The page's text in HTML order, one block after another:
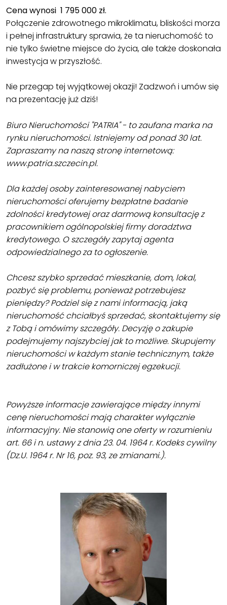
Cena wynosi 1 795 000 zł.
Połączenie zdrowotnego mikroklimatu, bliskości morza
i pełnej infrastruktury sprawia, że ta nieruchomość to
nie tylko świetne miejsce do życia, ale także doskonała
inwestycja w przyszłość.
Nie przegap tej wyjątkowej okazji! Zadzwoń i umów się
na prezentację już dziś!
Biuro Nieruchomości "PATRIA" - to zaufana marka na
rynku nieruchomości. Istniejemy od ponad 30 lat.
Zapraszamy na naszą stronę internetową:
www.patria.szczecin.pl.
Dla każdej osoby zainteresowanej nabyciem
nieruchomości oferujemy bezpłatne badanie
zdolności kredytowej oraz darmową konsultację z
pracownikiem ogólnopolskiej firmy doradztwa
kredytowego. O szczegóły zapytaj agenta
odpowiedzialnego za to ogłoszenie.
Chcesz szybko sprzedać mieszkanie, dom, lokal,
pozbyć się problemu, ponieważ potrzebujesz
pieniędzy? Podziel się z nami informacją, jaką
nieruchomość chciałbyś sprzedać, skontaktujemy się
z Tobą i omówimy szczegóły. Decyzję o zakupie
podejmujemy najszybciej jak to możliwe. Skupujemy
nieruchomości w każdym stanie technicznym, także
zadłużone i w trakcie komorniczej egzekucji.
Powyższe informacje zawierające między innymi
cenę nieruchomości mają charakter wyłącznie
informacyjny. Nie stanowią one oferty w rozumieniu
art. 66 i n. ustawy z dnia 23. 04. 1964 r. Kodeks cywilny
(Dz.U. 1964 r. Nr 16, poz. 93, ze zmianami.).